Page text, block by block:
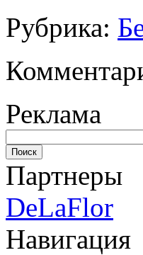
Рубрика:
Реклама
Партнеры
DeLaFlor
Навигация